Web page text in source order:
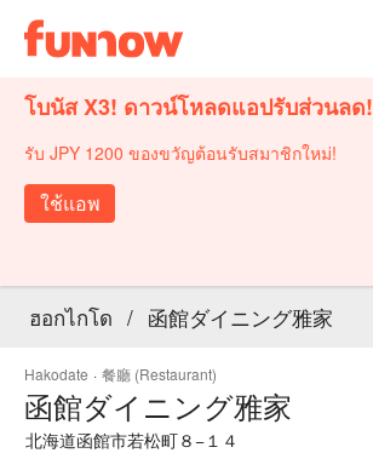
โบนัส X3! ดาวน์โหลดแอปรับส่วนลด!
รับ JPY 1200 ของขวัญต้อนรับสมาชิกใหม่!
ใช้แอพ
ฮอกไกโด / 函館ダイニング雅家
Hakodate · 餐廳 (Restaurant)
函館ダイニング雅家
北海道函館市若松町８−１４